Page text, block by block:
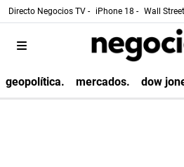
Directo Negocios TV - iPhone 18 - Wall
geopolítica. mercados. dow